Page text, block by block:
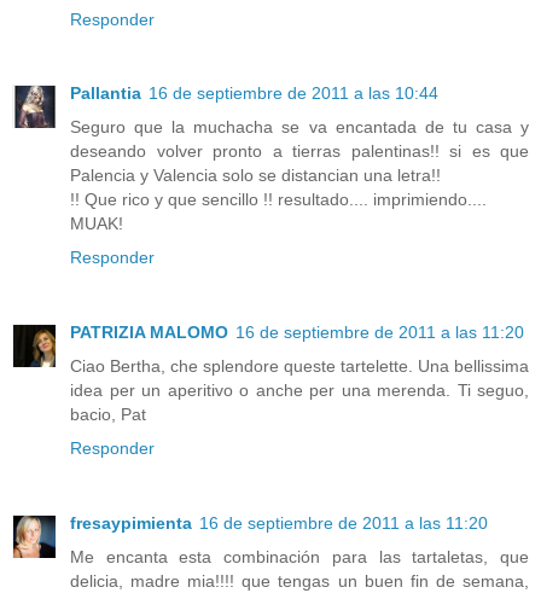
Responder
Pallantia 16 de septiembre de 2011 a las 10:44
Seguro que la muchacha se va encantada de tu casa y
deseando volver pronto a tierras palentinas!! si es que
Palencia y Valencia solo se distancian una letra!!
!! Que rico y que sencillo !! resultado.... imprimiendo....
MUAK!
Responder
PATRIZIA MALOMO 16 de septiembre de 2011 a las 11:20
Ciao Bertha, che splendore queste tartelette. Una bellissima
idea per un aperitivo o anche per una merenda. Ti seguo,
bacio, Pat
Responder
fresaypimienta 16 de septiembre de 2011 a las 11:20
Me encanta esta combinación para las tartaletas, que
delicia, madre mia!!!! que tengas un buen fin de semana,